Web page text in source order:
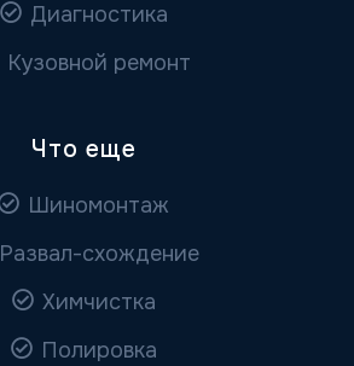
Диагностика
Кузовной ремонт
Что еще
Шиномонтаж
Развал-схождение
Химчистка
Полировка